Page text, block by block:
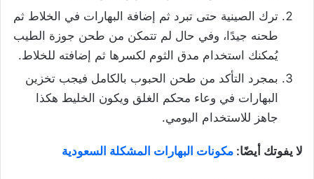
ترك الصينية حتى تبرد ثم إضافة البهارات في الخلاط ثم
طحنه جيدًا، وفي حال لم تتمكن من طحن جوزة الطيب
يُمكنك استخدام مدق الثوم لكسرها ثم إضافته للخلاط.
بمجرد التأكد من طحن الحبوب بالكامل فيجب تخزين
البهارات في وعاء محكم الغلق ويكون الخليط هكذا
جاهز للاستخدام اليومي.
لا يفوتك أيضًا: مكونات البهارات المشكلة السعودية